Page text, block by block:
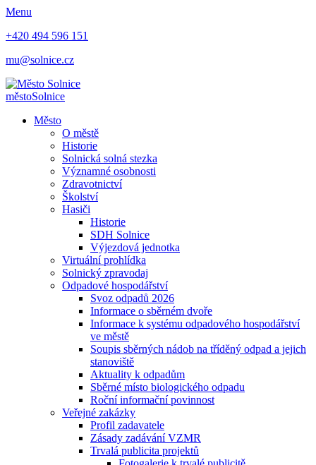
Menu
+420 494 596 151
mu@solnice.cz
městoSolnice
Město
O městě
Historie
Solnická solná stezka
Významné osobnosti
Zdravotnictví
Školství
Hasiči
Historie
SDH Solnice
Výjezdová jednotka
Virtuální prohlídka
Solnický zpravodaj
Odpadové hospodářství
Svoz odpadů 2026
Informace o sběrném dvoře
Informace k systému odpadového hospodářství
ve městě
Soupis sběrných nádob na tříděný odpad a jejich
stanoviště
Aktuality k odpadům
Sběrné místo biologického odpadu
Roční informační povinnost
Veřejné zakázky
Profil zadavatele
Zásady zadávání VZMR
Trvalá publicita projektů